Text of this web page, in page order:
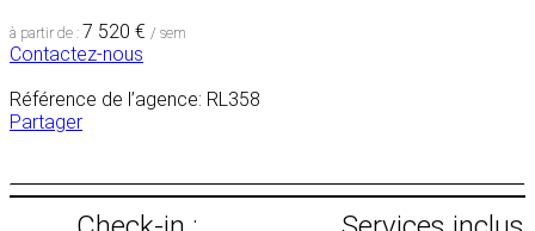
à partir de : 7 520 € / sem
Contactez-nous
Référence de l’agence: RL358
Partager